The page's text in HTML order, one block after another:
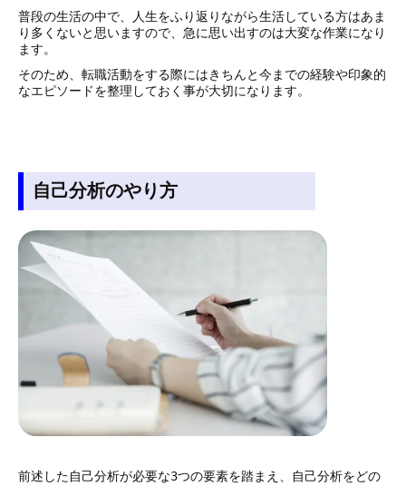
普段の生活の中で、人生をふり返りながら生活している方はあま
り多くないと思いますので、急に思い出すのは大変な作業になり
ます。
そのため、転職活動をする際にはきちんと今までの経験や印象的
なエピソードを整理しておく事が大切になります。
自己分析のやり方
前述した自己分析が必要な3つの要素を踏まえ、自己分析をどの